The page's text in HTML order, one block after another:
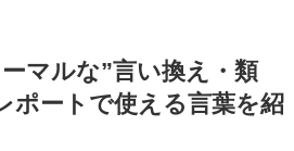
マルな”言い換え・類
ポートで使える言葉を紹